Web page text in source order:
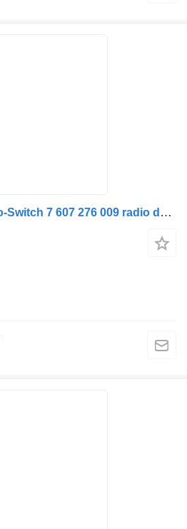
Blaupunkt Audio/Video-Switch 7 607 276 009 radio de coche para camión